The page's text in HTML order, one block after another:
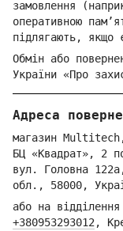
замовлення
оперативною
підлягають, якщо
Обмін або
України «Про
Адреса
магазин
БЦ «Квадрат», 2
вул. Головна 122
обл., 58000, Ук
або на
+380953293012 ,